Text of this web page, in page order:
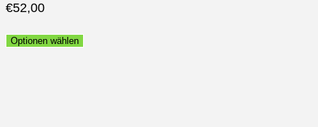
€52,00
Optionen wählen